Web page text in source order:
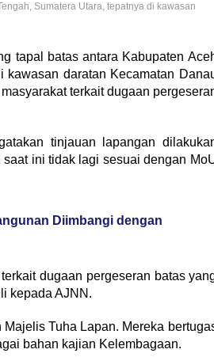
Sumatera Utara, tepatnya di kawasan
tapal batas antara Kabupaten
kawasan daratan Kecamatan
terkait dugaan
tinjauan lapangan
ini tidak lagi sesuai dengan
Diimbangi dengan
dugaan pergeseran batas
kepada AJNN.
Tuha Lapan. Mereka
bahan kajian Kelembagaan.